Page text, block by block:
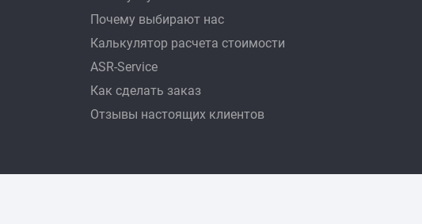
Почему выбирают нас
Калькулятор расчета стоимости
ASR-Service
Как сделать заказ
Отзывы настоящих клиентов